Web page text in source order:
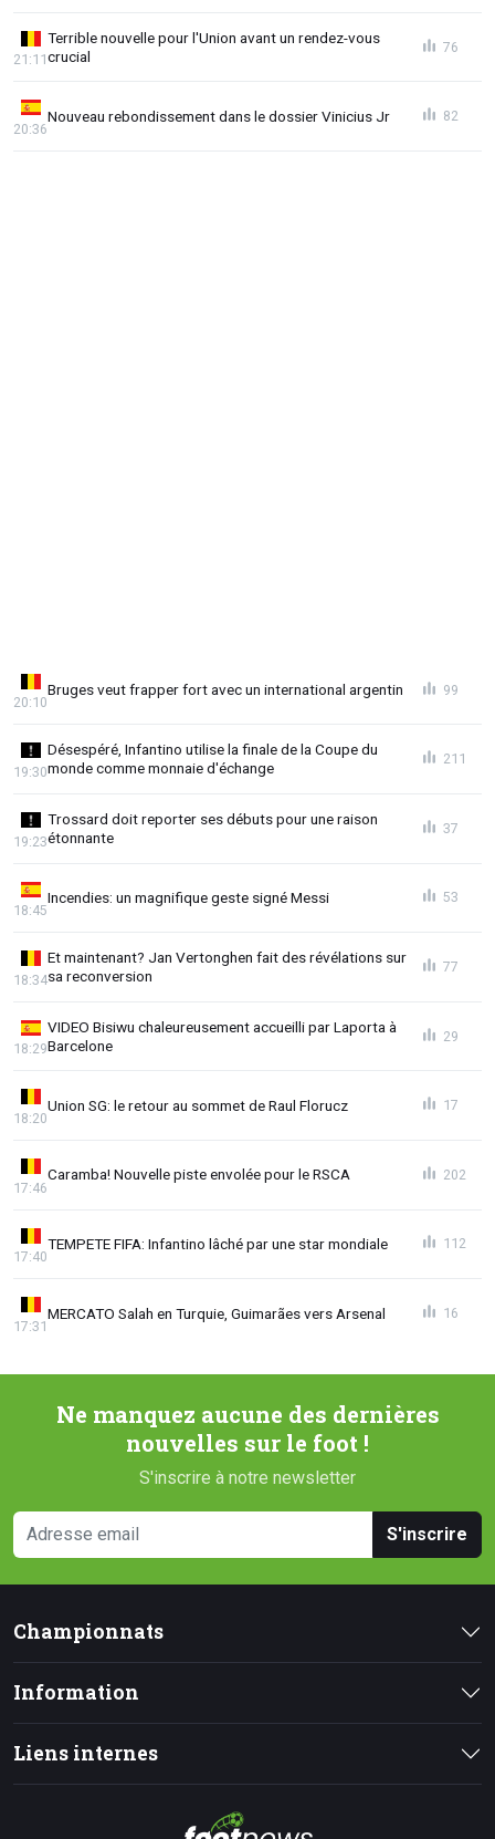
Terrible nouvelle pour l'Union avant un rendez-vous
crucial
21:11
76
Nouveau rebondissement dans le dossier Vinicius Jr
20:36
82
Bruges veut frapper fort avec un international argentin
20:10
99
Désespéré, Infantino utilise la finale de la Coupe du
monde comme monnaie d'échange
19:30
211
Trossard doit reporter ses débuts pour une raison
étonnante
19:23
37
Incendies: un magnifique geste signé Messi
18:45
53
Et maintenant? Jan Vertonghen fait des révélations sur
sa reconversion
18:34
77
VIDEO Bisiwu chaleureusement accueilli par Laporta à
Barcelone
18:29
29
Union SG: le retour au sommet de Raul Florucz
18:20
17
Caramba! Nouvelle piste envolée pour le RSCA
17:46
202
TEMPETE FIFA: Infantino lâché par une star mondiale
17:40
112
MERCATO Salah en Turquie, Guimarães vers Arsenal
17:31
16
Ne manquez aucune des dernières
nouvelles sur le foot !
S'inscrire à notre newsletter
S'inscrire
Championnats
Information
Liens internes